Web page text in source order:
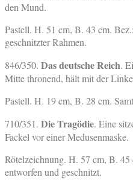
den Mund.
Pastell. H. 51 cm, B. 43 cm.
geschnitzter Rahmen.
846/350. Das deutsche Reich.
Mitte thronend, hält mit der
Pastell. H. 19 cm, B. 28 cm.
710/351. Die Tragödie. Eine
Fackel vor einer Medusenmaske.
Rötelzeichnung. H. 57 cm, B.
entworfen und geschnitzt.